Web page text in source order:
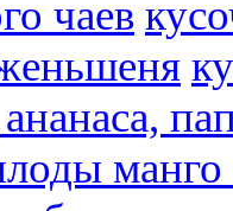
чаев